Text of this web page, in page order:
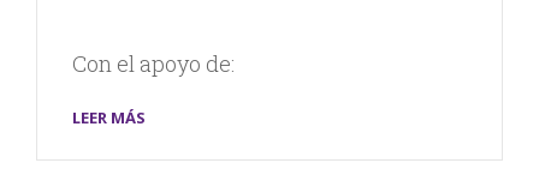
Con el apoyo de:
LEER MÁS